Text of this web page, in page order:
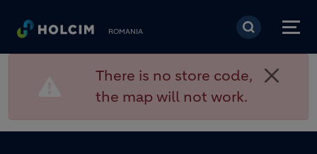
Mergi la conţinutul
ROMANIA
There is no store code,
the map will not work.